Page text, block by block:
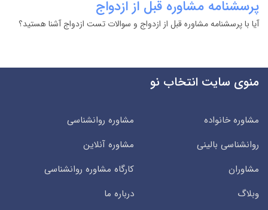
پرسشنامه مشاوره قبل از ازدواج
آیا با پرسشنامه مشاوره قبل از ازدواج و سوالات تست ازدواج آشنا هستید؟
منوی سایت انتخاب نو
مشاوره خانواده
مشاوره روانشناسی
روانشناسی بالینی
مشاوره آنلاین
مشاوران
کارگاه مشاوره روانشناسی
وبلاگ
درباره ما